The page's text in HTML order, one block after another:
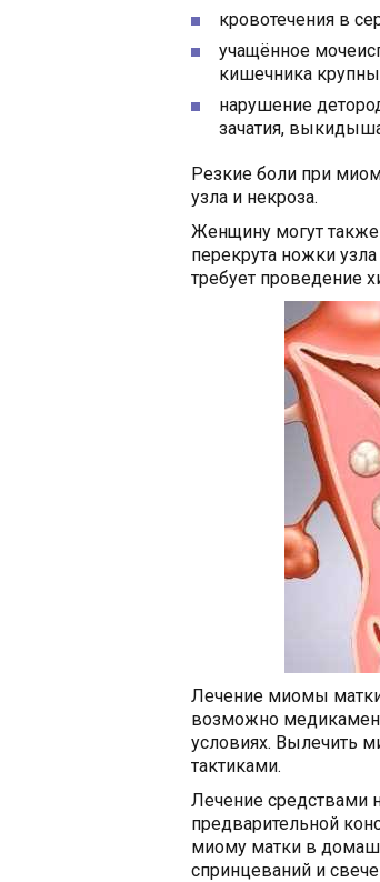
кровотечения в
учащённое
кишечника
нарушение
зачатия,
Резкие боли при
узла и некроза.
Женщину могут также
перекрута ножки
требует проведение
Лечение миомы матки
возможно
условиях. Вылечить
тактиками.
Лечение средствами
предварительной
миому матки в
спринцеваний и